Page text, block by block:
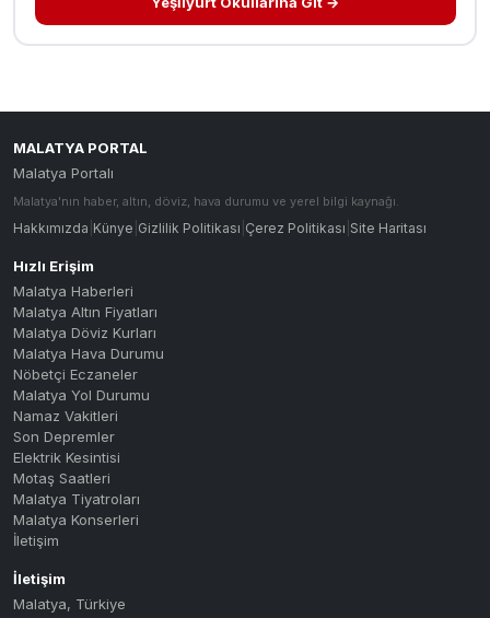
MALATYA PORTAL
Malatya Portalı
Malatya'nın haber, altın, döviz, hava durumu ve yerel bilgi kaynağı.
Hakkımızda Künye Gizlilik Politikası Çerez Politikası Site Haritası
Hızlı Erişim
Malatya Haberleri
Malatya Altın Fiyatları
Malatya Döviz Kurları
Malatya Hava Durumu
Nöbetçi Eczaneler
Malatya Yol Durumu
Namaz Vakitleri
Son Depremler
Elektrik Kesintisi
Motaş Saatleri
Malatya Tiyatroları
Malatya Konserleri
İletişim
İletişim
Malatya, Türkiye